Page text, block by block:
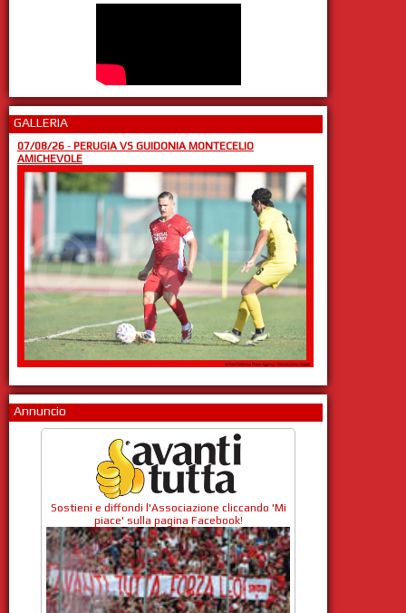
GALLERIA
07/08/26- PERUGIA VS GUIDONIA MONTECELIO
AMICHEVOLE
Annuncio
Sostieni e diffondi l'Associazione cliccando 'Mi
piace' sulla pagina Facebook!